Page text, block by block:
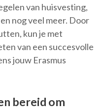
van huisvesting,
nog veel meer. Door
kun je met
van een succesvolle
jouw Erasmus
bereid om